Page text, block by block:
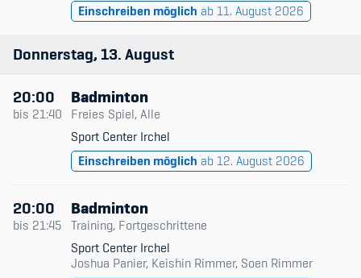
Einschreiben möglich ab 11. August 2026
Donnerstag 13 August
20:00
bis 21:40
Badminton
Freies Spiel, Alle
Sport Center Irchel
Einschreiben möglich ab 12. August 2026
20:00
bis 21:45
Badminton
Training, Fortgeschrittene
Sport Center Irchel
Joshua Panier, Keishin Rimmer, Soen Rimmer